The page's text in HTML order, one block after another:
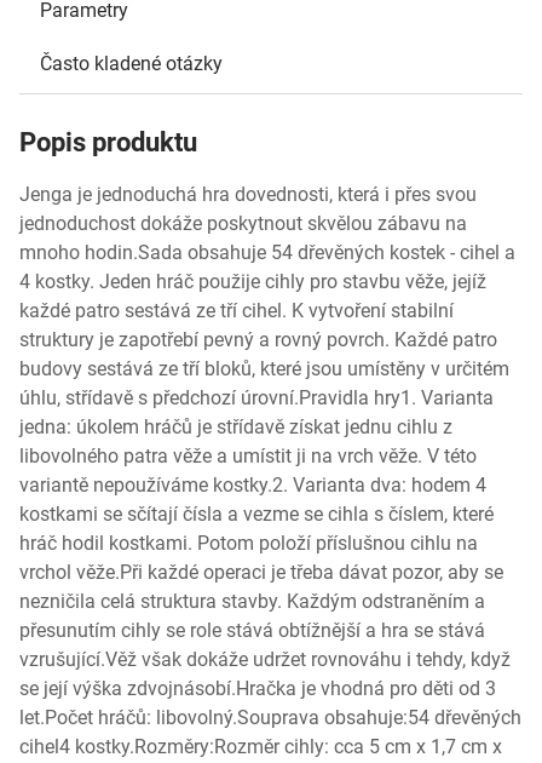
Parametry
Často kladené otázky
Popis produktu
Jenga je jednoduchá hra dovednosti, která i přes svou
jednoduchost dokáže poskytnout skvělou zábavu na
mnoho hodin.Sada obsahuje 54 dřevěných kostek - cihel a
4 kostky. Jeden hráč použije cihly pro stavbu věže, jejíž
každé patro sestává ze tří cihel. K vytvoření stabilní
struktury je zapotřebí pevný a rovný povrch. Každé patro
budovy sestává ze tří bloků, které jsou umístěny v určitém
úhlu, střídavě s předchozí úrovní.Pravidla hry1. Varianta
jedna: úkolem hráčů je střídavě získat jednu cihlu z
libovolného patra věže a umístit ji na vrch věže. V této
variantě nepoužíváme kostky.2. Varianta dva: hodem 4
kostkami se sčítají čísla a vezme se cihla s číslem, které
hráč hodil kostkami. Potom položí příslušnou cihlu na
vrchol věže.Při každé operaci je třeba dávat pozor, aby se
nezničila celá struktura stavby. Každým odstraněním a
přesunutím cihly se role stává obtížnější a hra se stává
vzrušující.Věž však dokáže udržet rovnováhu i tehdy, když
se její výška zdvojnásobí.Hračka je vhodná pro děti od 3
let.Počet hráčů: libovolný.Souprava obsahuje:54 dřevěných
cihel4 kostky.Rozměry:Rozměr cihly: cca 5 cm x 1,7 cm x